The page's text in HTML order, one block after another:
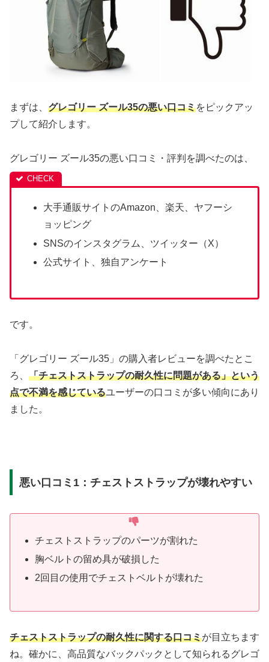
まずは、 グレゴリー ズール35の悪い口コミをピックアッ
プして紹介します。
グレゴリー ズール35の悪い口コミ・評判を調べたのは、
大手通販サイトのAmazon、楽天、ヤフーシ
ョッピング
SNSのインスタグラム、ツイッター（X）
公式サイト、独自アンケート
です。
「グレゴリー ズール35」の購入者レビューを調べたとこ
ろ、 「チェストストラップの耐久性に問題がある」という
点で不満を感じているユーザーの口コミが多い傾向にあり
ました。
悪い口コミ1：チェストストラップが壊れやすい
チェストストラップのパーツが割れた
胸ベルトの留め具が破損した
2回目の使用でチェストベルトが壊れた
チェストストラップの耐久性に関する口コミが目立ちます
ね。確かに、高品質なバックパックとして知られるグレゴ